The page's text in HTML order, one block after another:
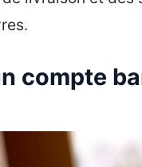
compte